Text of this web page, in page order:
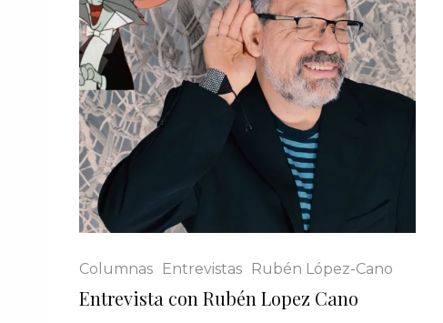
Columnas Entrevistas Rubén López-Cano
Entrevista con Rubén Lopez Cano